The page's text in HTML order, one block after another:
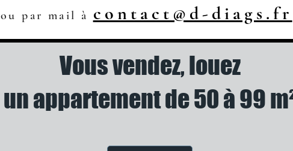
ou par mail à contact@d-diags.fr
Vous vendez, louez
un appartement de 50 à 99